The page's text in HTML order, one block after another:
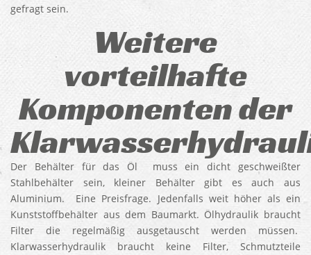
gefragt sein.
Weitere
vorteilhafte
Komponenten der
Der Behälter für das Öl muss ein dicht geschweißter
Stahlbehälter sein, kleiner Behälter gibt es auch aus
Aluminium. Eine Preisfrage. Jedenfalls weit höher als ein
Kunststoffbehälter aus dem Baumarkt. Ölhydraulik braucht
Filter die regelmäßig ausgetauscht werden müssen.
Klarwasserhydraulik braucht keine Filter, Schmutzteile